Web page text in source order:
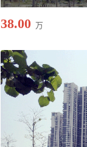
38.00 万